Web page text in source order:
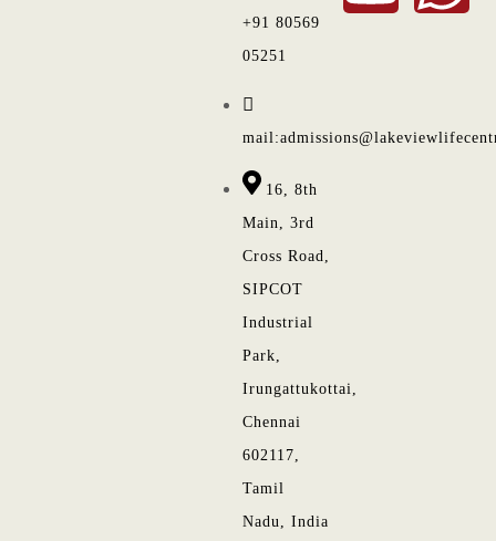
+91 80569
05251
16, 8th
Main, 3rd
Cross Road,
SIPCOT
Industrial
Park,
Irungattukottai,
Chennai
602117,
Tamil
Nadu, India